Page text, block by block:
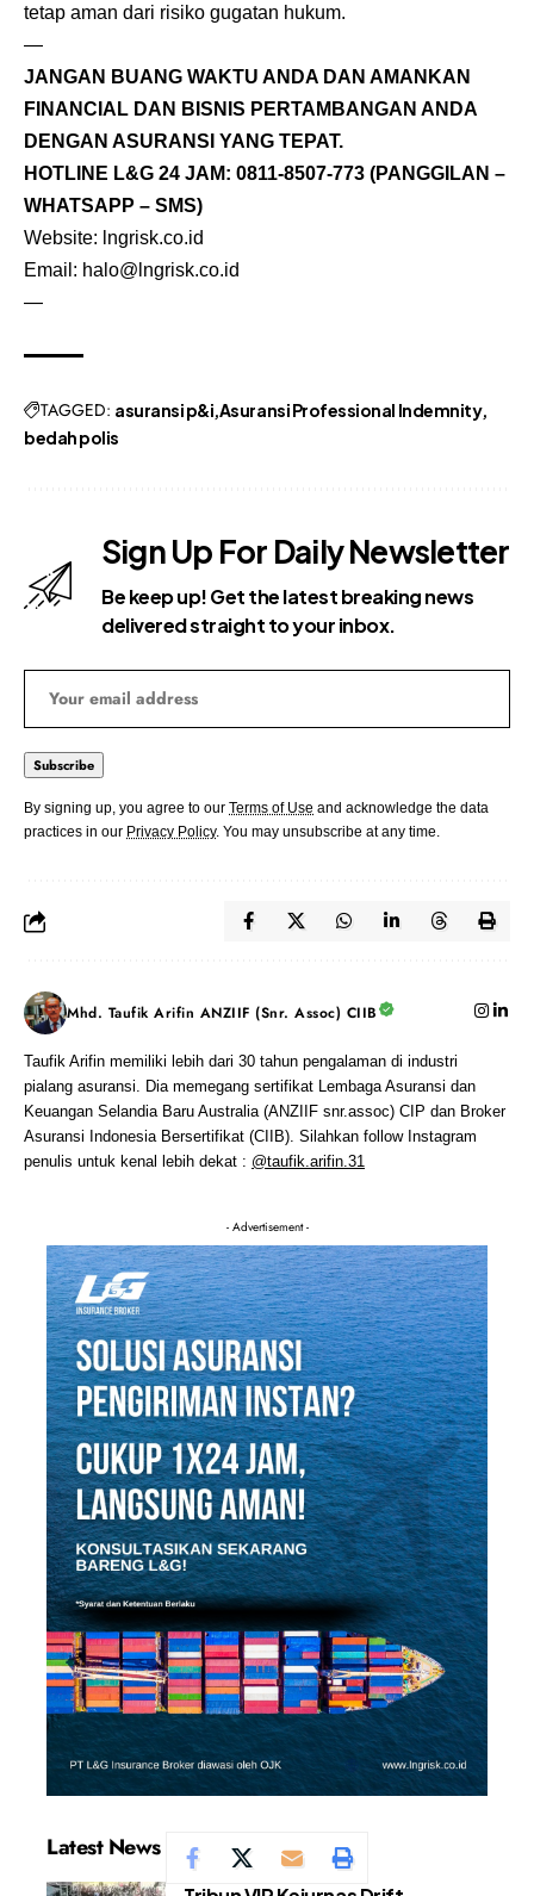
tetap aman dari risiko gugatan hukum.
—
JANGAN BUANG WAKTU ANDA DAN AMANKAN
FINANCIAL DAN BISNIS PERTAMBANGAN ANDA
DENGAN ASURANSI YANG TEPAT.
HOTLINE L&G 24 JAM: 0811-8507-773 (PANGGILAN –
WHATSAPP – SMS)
Website: lngrisk.co.id
Email: halo@lngrisk.co.id
—
TAGGED: asuransi p&i Asuransi Professional Indemnity
bedah polis
Sign Up For Daily Newsletter
Be keep up! Get the latest breaking news
delivered straight to your inbox.
By signing up, you agree to our Terms of Use and acknowledge the data
practices in our Privacy Policy. You may unsubscribe at any time.
Mhd. Taufik Arifin ANZIIF (Snr. Assoc) CIIB
Taufik Arifin memiliki lebih dari 30 tahun pengalaman di industri
pialang asuransi. Dia memegang sertifikat Lembaga Asuransi dan
Keuangan Selandia Baru Australia (ANZIIF snr.assoc) CIP dan Broker
Asuransi Indonesia Bersertifikat (CIIB). Silahkan follow Instagram
penulis untuk kenal lebih dekat : @taufik.arifin.31
- Advertisement -
Latest News